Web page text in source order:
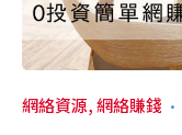
網絡資源 網絡賺錢